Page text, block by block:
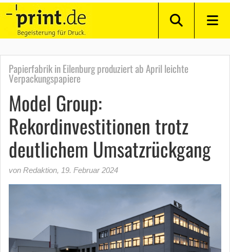
Papierfabrik in Eilenburg produziert ab April leichte
Verpackungspapiere
Model Group:
Rekordinvestitionen trotz
deutlichem Umsatzrückgang
von Redaktion, 19. Februar 2024